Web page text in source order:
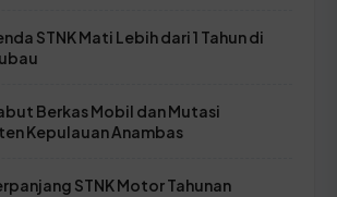
STNK Mati Lebih dari 1 Tahun di
Berkas Mobil dan Mutasi
Kepulauan Anambas
STNK Motor Tahunan